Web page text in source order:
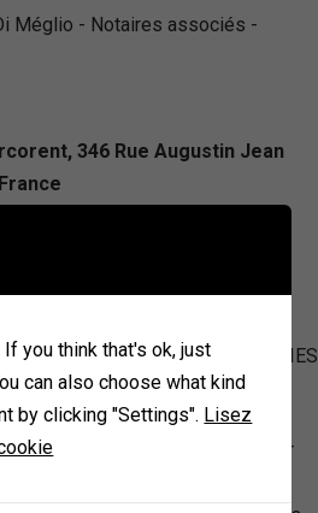
346 Rue Augustin Jean
(VILLENEUVE LES
et Me
dans le domaine notarial par
services juridiques de qualité
you think that's ok, just
can also choose what kind
by clicking "Settings". Lisez